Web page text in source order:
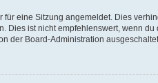
eine Sitzung angemeldet. Dies
ist nicht empfehlenswert, wenn
der Board-Administration ausgeschaltet.